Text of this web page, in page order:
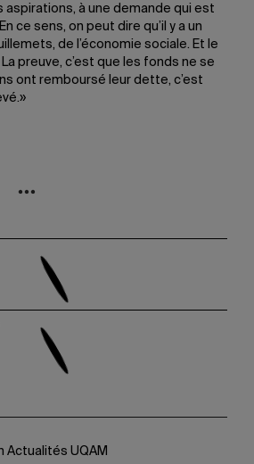
aspirations, à une demande qui est
ce sens, on peut dire qu’il y a un
de l’économie sociale. Et le
preuve, c’est que les fonds ne se
ont remboursé leur dette, c’est
Actualités UQAM